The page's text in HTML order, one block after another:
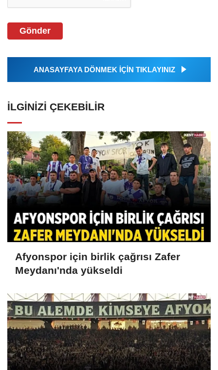
Gönder
ANASAYFAYA DÖNMEK İÇİN TIKLAYINIZ
İLGINIZI ÇEKEBILIR
Afyonspor için birlik çağrısı Zafer
Meydanı'nda yükseldi